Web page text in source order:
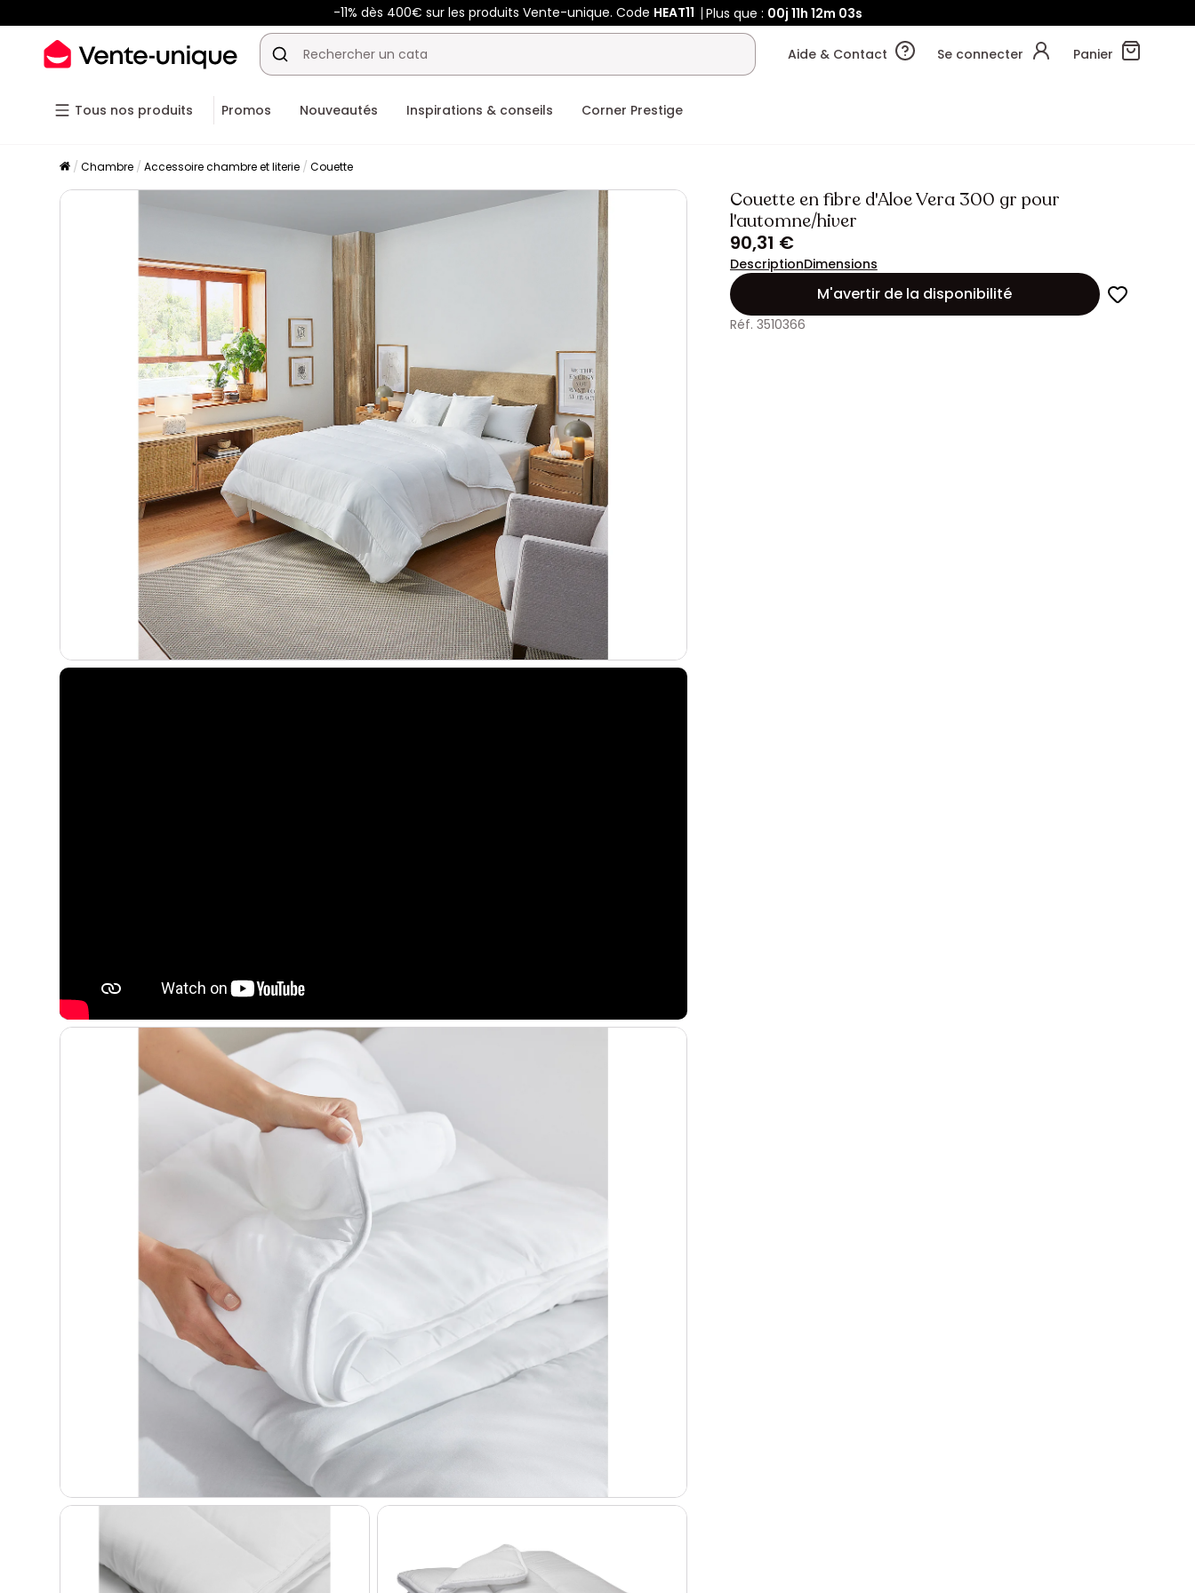
-11% dès 400€ sur les produits Vente-unique. CodeHEAT11 Plus que :00j 11h 12m 01s
Aide & Contact Se connecter Panier
Tous nos produits Promos Nouveautés Inspirations & conseils Corner Prestige
Chambre Accessoire chambre et literie Couette
Couette en fibre d'Aloe Vera 300 gr pour
l'automne/hiver
90,31 €
DescriptionDimensions
M'avertir de la disponibilité
Réf. 3510366